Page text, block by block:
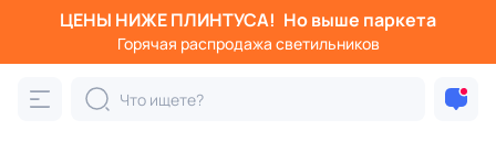
ЦЕНЫ НИЖЕ ПЛИНТУСА! Но выше паркета
Горячая распродажа светильников